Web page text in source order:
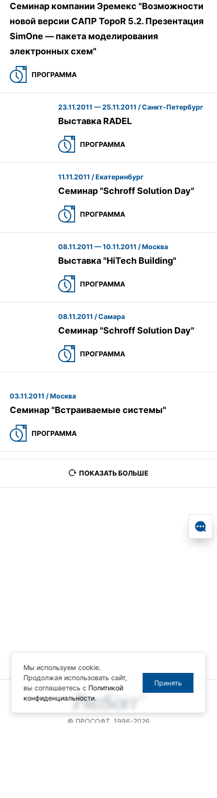
Cеминар компании Эремекс "Возможности
новой версии САПР TopoR 5.2. Презентация
SimOne — пакета моделирования
электронных схем"
ПРОГРАММА
23.11.2011 — 25.11.2011 / Санкт-Петербург
Выставка RADEL
ПРОГРАММА
11.11.2011 / Екатеринбург
Семинар "Schroff Solution Day"
ПРОГРАММА
08.11.2011 — 10.11.2011 / Москва
Выставка "HiTech Building"
ПРОГРАММА
08.11.2011 / Самара
Семинар "Schroff Solution Day"
ПРОГРАММА
03.11.2011 / Москва
Семинар "Встраиваемые системы"
ПРОГРАММА
ПОКАЗАТЬ БОЛЬШЕ
© ПРОСОФТ, 1996-2026
Мы используем cookie.
Продолжая использовать сайт,
вы соглашаетесь с Политикой
конфиденциальности.
Принять